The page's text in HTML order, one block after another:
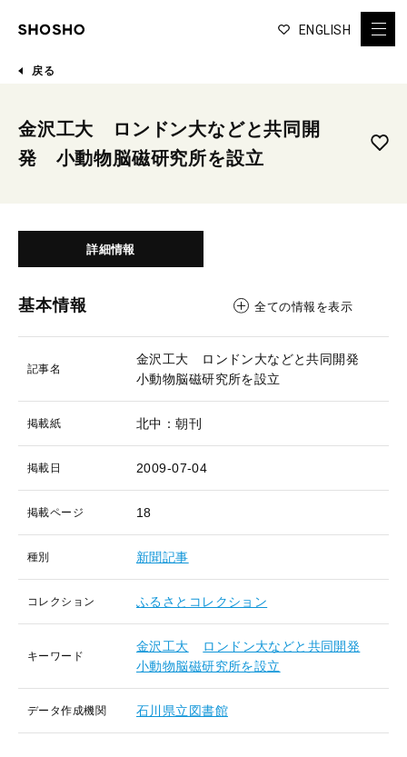
ENGLISH
戻る
金沢工大 ロンドン大などと共同開
発 小動物脳磁研究所を設立
詳細情報
基本情報 全ての情報を表示
記事名
金沢工大 ロンドン大などと共同開発
小動物脳磁研究所を設立
掲載紙 北中：朝刊
掲載日 2009-07-04
掲載ページ 18
種別 新聞記事
コレクション ふるさとコレクション
キーワード
金沢工大
ロンドン大などと共同開発
小動物脳磁研究所を設立
データ作成機関 石川県立図書館